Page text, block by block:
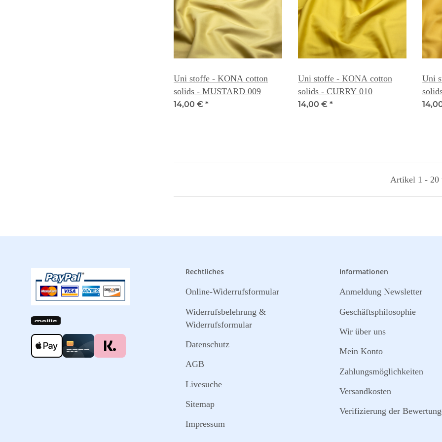
Uni stoffe - KONA cotton
solids - MUSTARD 009
14,00 € *
Uni stoffe - KONA cotton
solids - CURRY 010
14,00 € *
Uni
Artikel 1 - 20
Rechtliches
Online-Widerrufsformular
Widerrufsbelehrung &
Widerrufsformular
Datenschutz
AGB
Livesuche
Sitemap
Impressum
Informationen
Anmeldung Newsletter
Geschäftsphilosophie
Wir über uns
Mein Konto
Zahlungsmöglichkeiten
Versandkosten
Verifizierung der